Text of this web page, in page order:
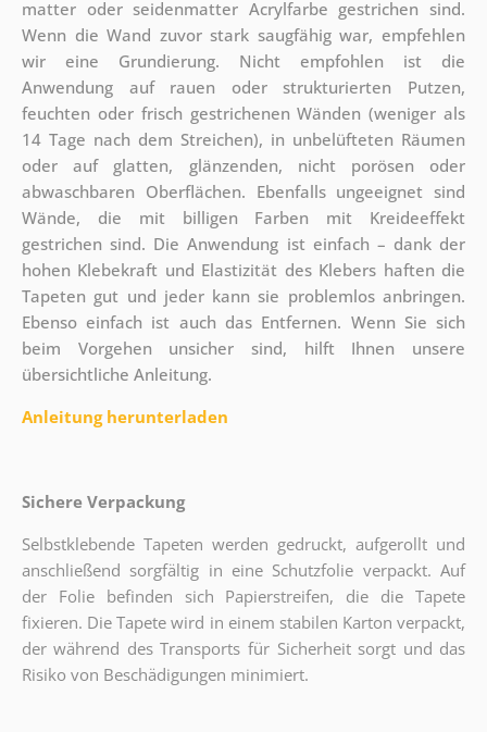
matter oder seidenmatter Acrylfarbe gestrichen sind.
Wenn die Wand zuvor stark saugfähig war, empfehlen
wir eine Grundierung. Nicht empfohlen ist die
Anwendung auf rauen oder strukturierten Putzen,
feuchten oder frisch gestrichenen Wänden (weniger als
14 Tage nach dem Streichen), in unbelüfteten Räumen
oder auf glatten, glänzenden, nicht porösen oder
abwaschbaren Oberflächen. Ebenfalls ungeeignet sind
Wände, die mit billigen Farben mit Kreideeffekt
gestrichen sind. Die Anwendung ist einfach – dank der
hohen Klebekraft und Elastizität des Klebers haften die
Tapeten gut und jeder kann sie problemlos anbringen.
Ebenso einfach ist auch das Entfernen. Wenn Sie sich
beim Vorgehen unsicher sind, hilft Ihnen unsere
übersichtliche Anleitung.
Anleitung herunterladen
Sichere Verpackung
Selbstklebende Tapeten werden gedruckt, aufgerollt und
anschließend sorgfältig in eine Schutzfolie verpackt. Auf
der Folie befinden sich Papierstreifen, die die Tapete
fixieren. Die Tapete wird in einem stabilen Karton verpackt,
der während des Transports für Sicherheit sorgt und das
Risiko von Beschädigungen minimiert.